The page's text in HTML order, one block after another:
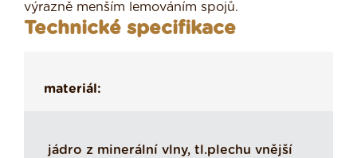
výrazně menším lemováním spojů.
Technické specifikace
materiál:
jádro z minerální vlny, tl.plechu vnější